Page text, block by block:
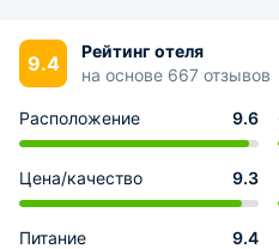
9.4
Рейтинг отеля
на основе 667 отзывов
Расположение 9.6
Цена/качество 9.3
Питание 9.4